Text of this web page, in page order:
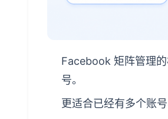
Facebook 矩阵管理
号。
更适合已经有多个账